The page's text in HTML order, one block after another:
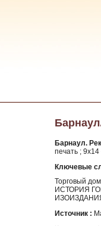
Барнаул.
печать ;
Ключевые
Торговый
ИСТОРИЯ
Источник :